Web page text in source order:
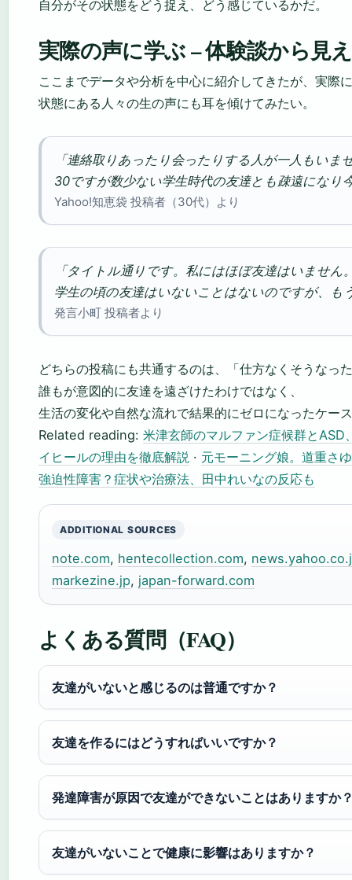
自分がその状態をどう捉え、どう感じているかだ。
実際の声に学ぶ – 体験談から見
ここまでデータや分析を中心に紹介してきたが、実際
状態にある人々の生の声にも耳を傾けてみたい。
「連絡取りあったり会ったりする人が一人もいま
30ですが数少ない学生時代の友達とも疎遠になり
Yahoo!知恵袋 投稿者（30代）より
「タイトル通りです。私にはほぼ友達はいません
学生の頃の友達はいないことはないのですが、も
発言小町 投稿者より
どちらの投稿にも共通するのは、「仕方なくそうなっ
誰もが意図的に友達を遠ざけたわけではなく、
生活の変化や自然な流れで結果的にゼロになったケー
Related reading: 米津玄師のマルファン症候群と
イヒールの理由を徹底解説 · 元モーニング娘。道重さ
強迫性障害？症状や治療法、田中れいなの反応も
ADDITIONAL SOURCES
note.com, hentecollection.com,
markezine.jp, japan-forward.com
よくある質問（FAQ）
友達がいないと感じるのは普通ですか？
友達を作るにはどうすればいいですか？
発達障害が原因で友達ができないことはありますか
友達がいないことで健康に影響はありますか？